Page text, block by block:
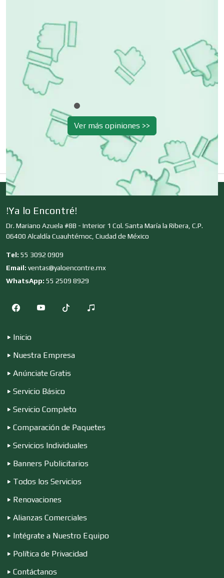
Cibercafés
Clínicas de Belleza
Clínicas de Rehabilitación
Clínicas y Hospitales
Cocinas Integrales
Compresores de aire
Conferencias Empresariales
Control de Plagas
Conversiones Automotrices
Copiadoras
Ver más opiniones >>
!Ya lo Encontré!
Dr. Mariano Azuela #8B - Interior 1 Col. Santa María la Ribera, C.P.
06400 Alcaldía Cuauhtémoc, Ciudad de México
Tel: 55 3092 0909
Email: ventas@yaloencontre.mx
WhatsApp: 55 2509 8929
Inicio
Nuestra Empresa
Anúnciate Gratis
Servicio Básico
Servicio Completo
Comparación de Paquetes
Servicios Individuales
Banners Publicitarios
Todos los Servicios
Renovaciones
Alianzas Comerciales
Intégrate a Nuestro Equipo
Política de Privacidad
Contáctanos